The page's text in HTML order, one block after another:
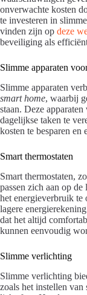
onverwachte kosten
te investeren in
vinden zijn op deze
beveiliging als
Slimme apparaten
Slimme apparaten
smart home, waarbij
staan. Deze
dagelijkse taken te
kosten te besparen en
Smart thermostaten
Smart thermostaten,
passen zich aan op
het energieverbruik te
lagere
dat het altijd
kunnen eenvoudig
Slimme verlichting
Slimme verlichting
zoals het instellen van